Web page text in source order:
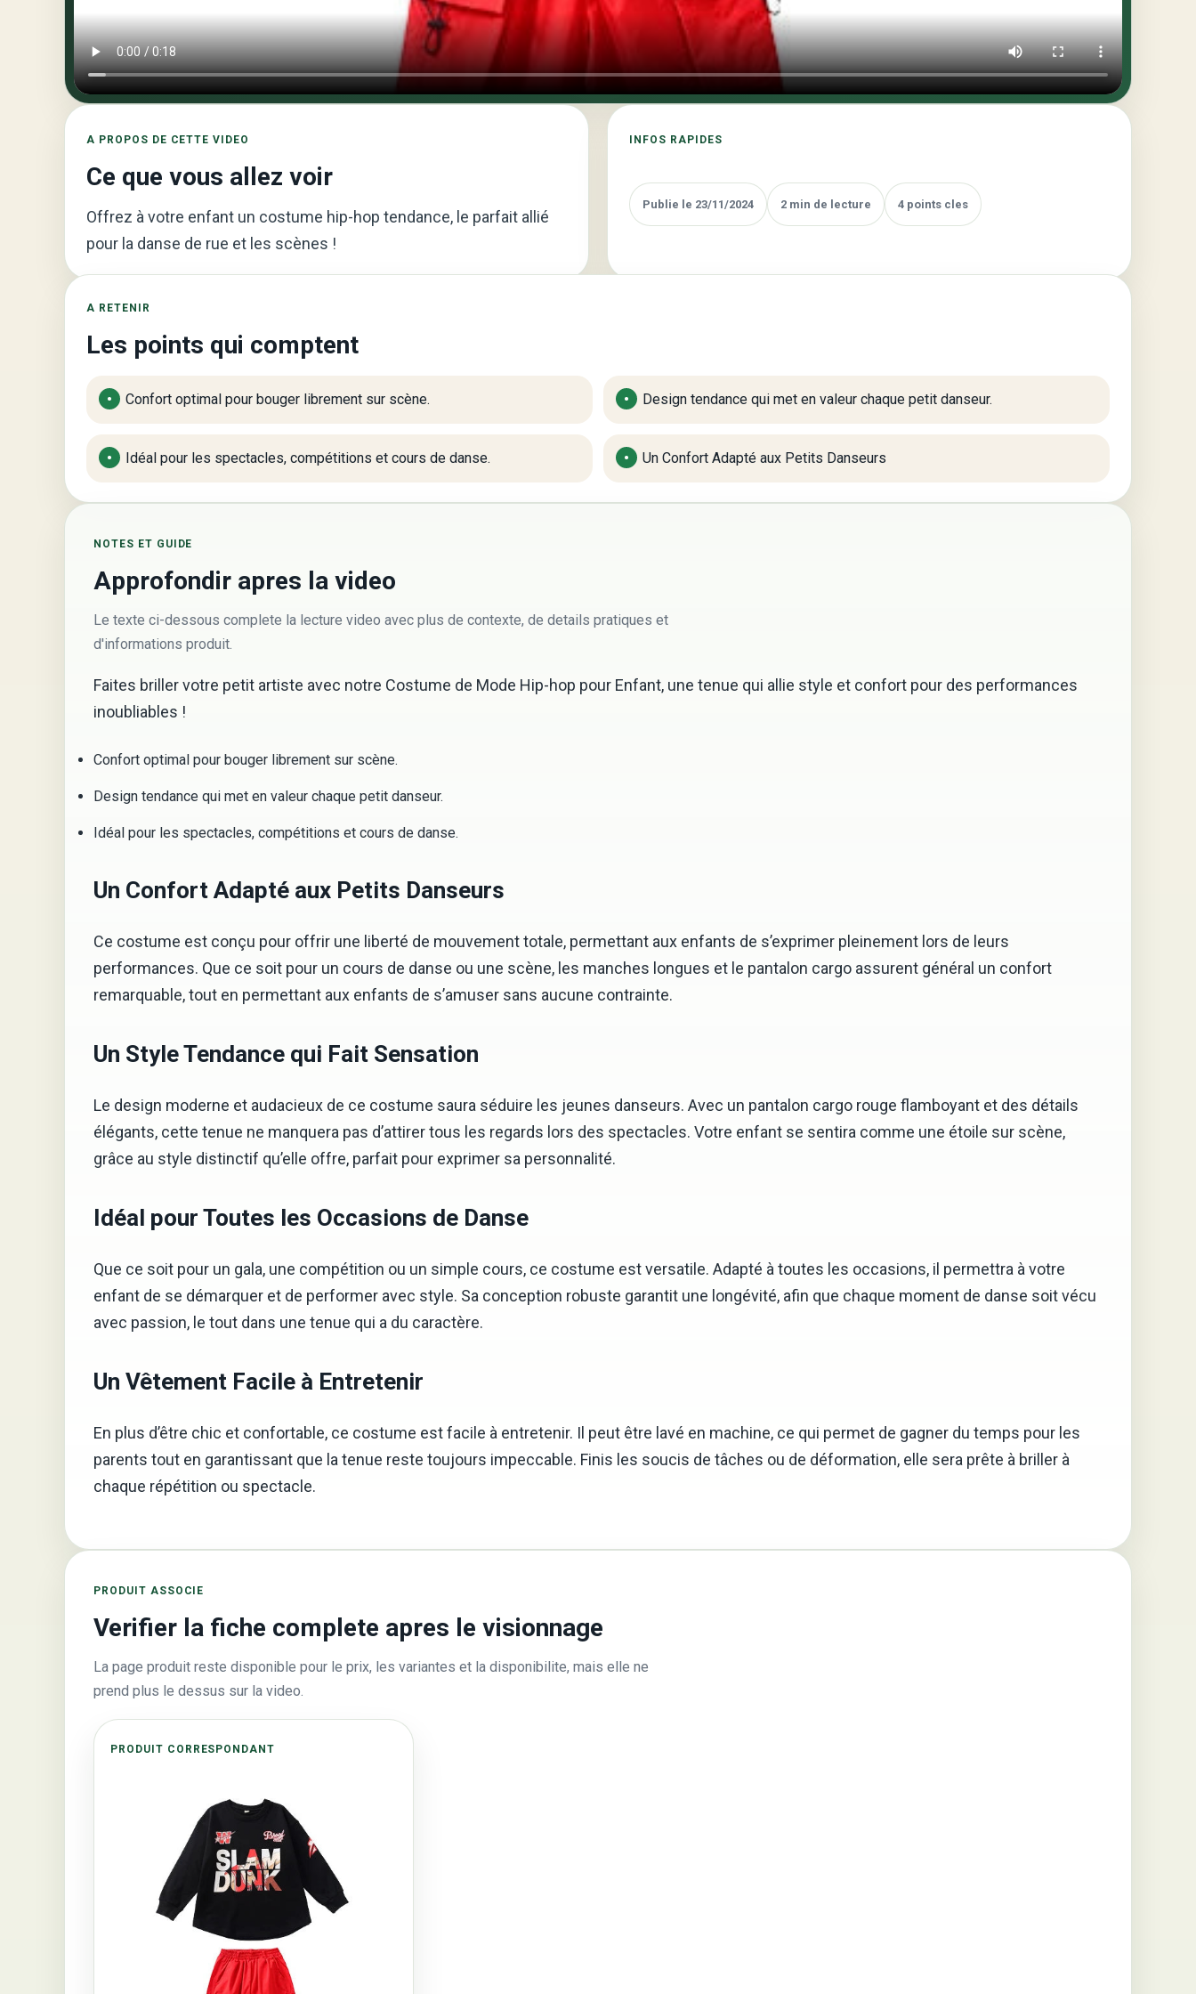
Hip-
hop
pour
Enfant
L’Élégance
Rythme
Danse
A PROPOS DE CETTE VIDEO
Ce que vous allez voir
Offrez à votre enfant un costume hip-hop tendance, le parfait allié
pour la danse de rue et les scènes !
INFOS RAPIDES
Publie le 23/11/2024 2 min de lecture 4 points cles
A RETENIR
Les points qui comptent
Confort optimal pour bouger librement sur scène. Design tendance qui met en valeur chaque petit danseur.
Idéal pour les spectacles, compétitions et cours de danse. Un Confort Adapté aux Petits Danseurs
NOTES ET GUIDE
Approfondir apres la video
Le texte ci-dessous complete la lecture video avec plus de contexte, de details pratiques et
d'informations produit.
Faites briller votre petit artiste avec notre Costume de Mode Hip-hop pour Enfant, une tenue qui allie style et confort pour des performances
inoubliables !
Confort optimal pour bouger librement sur scène.
Design tendance qui met en valeur chaque petit danseur.
Idéal pour les spectacles, compétitions et cours de danse.
Un Confort Adapté aux Petits Danseurs
Ce costume est conçu pour offrir une liberté de mouvement totale, permettant aux enfants de s’exprimer pleinement lors de leurs
performances. Que ce soit pour un cours de danse ou une scène, les manches longues et le pantalon cargo assurent général un confort
remarquable, tout en permettant aux enfants de s’amuser sans aucune contrainte.
Un Style Tendance qui Fait Sensation
Le design moderne et audacieux de ce costume saura séduire les jeunes danseurs. Avec un pantalon cargo rouge flamboyant et des détails
élégants, cette tenue ne manquera pas d’attirer tous les regards lors des spectacles. Votre enfant se sentira comme une étoile sur scène,
grâce au style distinctif qu’elle offre, parfait pour exprimer sa personnalité.
Idéal pour Toutes les Occasions de Danse
Que ce soit pour un gala, une compétition ou un simple cours, ce costume est versatile. Adapté à toutes les occasions, il permettra à votre
enfant de se démarquer et de performer avec style. Sa conception robuste garantit une longévité, afin que chaque moment de danse soit vécu
avec passion, le tout dans une tenue qui a du caractère.
Un Vêtement Facile à Entretenir
En plus d’être chic et confortable, ce costume est facile à entretenir. Il peut être lavé en machine, ce qui permet de gagner du temps pour les
parents tout en garantissant que la tenue reste toujours impeccable. Finis les soucis de tâches ou de déformation, elle sera prête à briller à
chaque répétition ou spectacle.
PRODUIT ASSOCIE
Verifier la fiche complete apres le visionnage
La page produit reste disponible pour le prix, les variantes et la disponibilite, mais elle ne
prend plus le dessus sur la video.
PRODUIT CORRESPONDANT